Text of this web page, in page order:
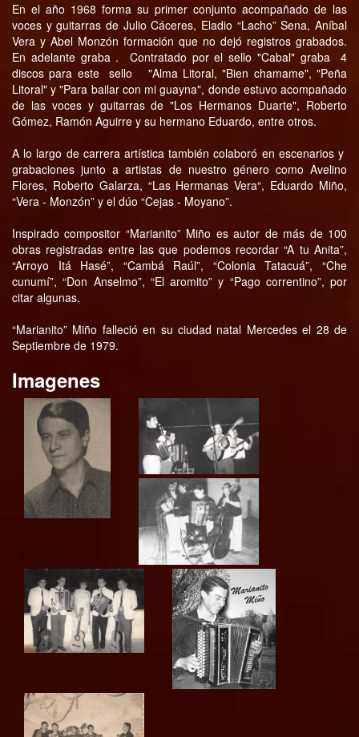
En el año 1968 forma su primer conjunto acompañado de las
voces y guitarras de Julio Cáceres, Eladio “Lacho” Sena, Aníbal
Vera y Abel Monzón formación que no dejó registros grabados.
En adelante graba . Contratado por el sello "Cabal" graba 4
discos para este sello "Alma Litoral, "Bien chamame", "Peña
Litoral" y "Para bailar con mi guayna", donde estuvo acompañado
de las voces y guitarras de "Los Hermanos Duarte", Roberto
Gómez, Ramón Aguirre y su hermano Eduardo, entre otros.
A lo largo de carrera artística también colaboró en escenarios y
grabaciones junto a artistas de nuestro género como Avelino
Flores, Roberto Galarza, “Las Hermanas Vera“, Eduardo Miño,
“Vera - Monzón” y el dúo “Cejas - Moyano”.
Inspirado compositor “Marianito” Miño es autor de más de 100
obras registradas entre las que podemos recordar “A tu Anita”,
“Arroyo Itá Hasé”, “Cambá Raúl”, “Colonia Tatacuá”, “Che
cunumí”, “Don Anselmo”, “El aromito” y “Pago correntino”, por
citar algunas.
“Marianito” Miño falleció en su ciudad natal Mercedes el 28 de
Septiembre de 1979.
Imagenes